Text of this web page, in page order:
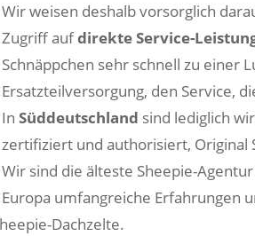
Wir weisen deshalb vorsorglich
Zugriff aufdirekte Service-
Schnäppchen sehr schnell zu einer
Ersatzteilversorgung, den Service,
In Süddeutschland sind lediglich
zertifiziert und authorisiert, Original
Wir sind die älteste Sheepie-
Europa umfangreiche Erfahrungen
Dachzelte.